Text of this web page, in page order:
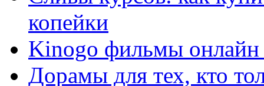
копейки
Kinogo фильмы онлайн
Дорамы для тех, кто